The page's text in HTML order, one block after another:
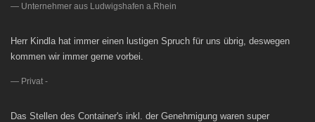
Unternehmer aus Ludwigshafen a.Rhein
Herr Kindla hat immer einen lustigen Spruch für uns übrig, deswegen
kommen wir immer gerne vorbei.
Privat -
Das Stellen des Container's inkl. der Genehmigung waren super